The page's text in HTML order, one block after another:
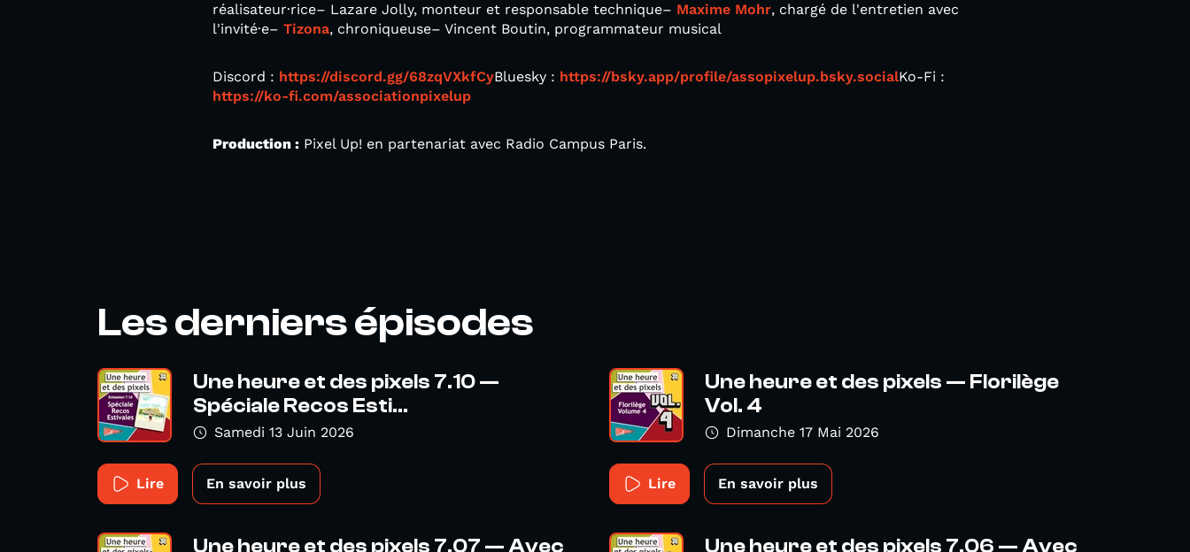
réalisateur·rice– Lazare Jolly, monteur et responsable technique– Maxime Mohr, chargé de l'entretien avec
l'invité·e– Tizona, chroniqueuse– Vincent Boutin, programmateur musical
Discord : https://discord.gg/68zqVXkfCyBluesky : https://bsky.app/profile/assopixelup.bsky.socialKo-Fi :
https://ko-fi.com/associationpixelup
Production : Pixel Up! en partenariat avec Radio Campus Paris.
Les derniers épisodes
Une heure et des pixels 7.10 —
Spéciale Recos Esti...
Samedi 13 Juin 2026
Lire En savoir plus
Une heure et des pixels — Florilège
Vol. 4
Dimanche 17 Mai 2026
Lire En savoir plus
Une heure et des pixels 7.07 — Avec
Une heure et des pixels 7.06 — Avec